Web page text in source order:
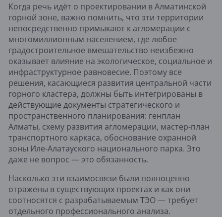
Когда речь идёт о проектировании в Алматинской
горной зоне, важно помнить, что эти территории
непосредственно примыкают к агломерации с
многомиллионным населением, где любое
градостроительное вмешательство неизбежно
оказывает влияние на экологическое, социальное и
инфраструктурное равновесие. Поэтому все
решения, касающиеся развития центральной части
горного кластера, должны быть интегрированы в
действующие документы стратегического и
пространственного планирования: генплан
Алматы, схему развития агломерации, мастер-план
транспортного каркаса, обоснование охранной
зоны Иле-Алатауского национального парка. Это
даже не вопрос — это обязанность.
Насколько эти взаимосвязи были полноценно
отражены в существующих проектах и как они
соотносятся с разрабатываемым ТЭО — требует
отдельного профессионального анализа.